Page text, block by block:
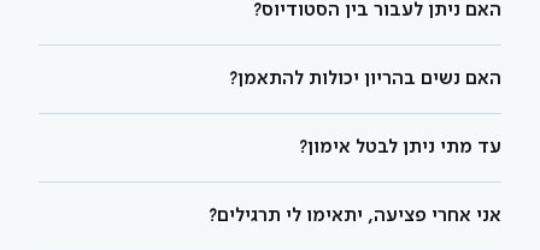
האם ניתן לעבור בין הסטודיוס?
האם נשים בהריון יכולות להתאמן?
עד מתי ניתן לבטל אימון?
אני אחרי פציעה, יתאימו לי תרגילים?